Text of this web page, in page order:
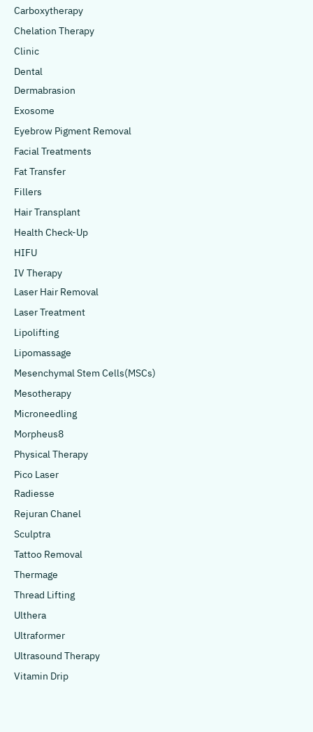
Carboxytherapy
Chelation Therapy
Clinic
Dental
Dermabrasion
Exosome
Eyebrow Pigment Removal
Facial Treatments
Fat Transfer
Fillers
Hair Transplant
Health Check-Up
HIFU
IV Therapy
Laser Hair Removal
Laser Treatment
Lipolifting
Lipomassage
Mesenchymal Stem Cells(MSCs)
Mesotherapy
Microneedling
Morpheus8
Physical Therapy
Pico Laser
Radiesse
Rejuran Chanel
Sculptra
Tattoo Removal
Thermage
Thread Lifting
Ulthera
Ultraformer
Ultrasound Therapy
Vitamin Drip